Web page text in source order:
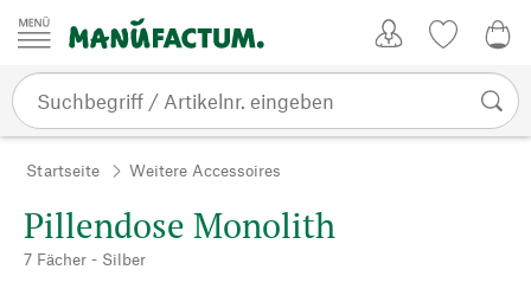
Zum Inhalt springen
Startseite Weitere Accessoires
Pillendose Monolith
7 Fächer - Silber